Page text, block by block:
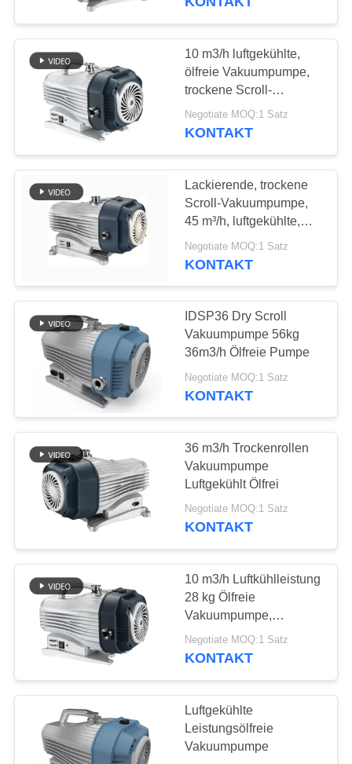
KONTAKT
MIT
UNS
BITTE UM
ANGEBOT
BAOSI
COMPRESSOR
SITEMAP
DATENSCHUTZRICHTLINIE
10 m3/h luftgekühlte,
ölfreie Vakuumpumpe,
trockene Scroll-
Vakuumpumpe
Negotiate MOQ:1 Satz
KONTAKT
Lackierende, trockene
Scroll-Vakuumpumpe,
45 m³/h, luftgekühlte,
ölfreie Vakuumpumpe
Negotiate MOQ:1 Satz
KONTAKT
IDSP36 Dry Scroll
Vakuumpumpe 56kg
36m3/h Ölfreie Pumpe
Negotiate MOQ:1 Satz
KONTAKT
36 m3/h Trockenrollen
Vakuumpumpe
Luftgekühlt Ölfrei
Negotiate MOQ:1 Satz
KONTAKT
10 m3/h Luftkühlleistung
28 kg Ölfreie
Vakuumpumpe,
Trockenrollenpumpe
Negotiate MOQ:1 Satz
KONTAKT
Luftgekühlte
Leistungsölfreie
Vakuumpumpe